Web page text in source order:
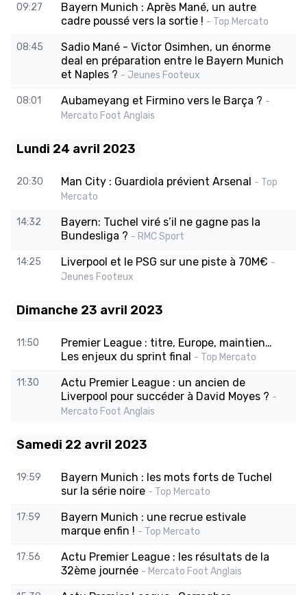
09:27
Bayern Munich : Après Mané, un autre
cadre poussé vers la sortie ! - Top Mercato
08:45
Sadio Mané - Victor Osimhen, un énorme
deal en préparation entre le Bayern Munich
et Naples ? - Jeunes Footeux
08:01 Aubameyang et Firmino vers le Barça ? -
Mercato Foot Anglais
Lundi 24 avril 2023
20:30 Man City : Guardiola prévient Arsenal - Top
Mercato
14:32
Bayern: Tuchel viré s’il ne gagne pas la
Bundesliga ? - RMC Sport
14:25 Liverpool et le PSG sur une piste à 70M€ -
Jeunes Footeux
Dimanche 23 avril 2023
11:50
Premier League : titre, Europe, maintien…
Les enjeux du sprint final - Top Mercato
11:30
Actu Premier League : un ancien de
Liverpool pour succéder à David Moyes ? -
Mercato Foot Anglais
Samedi 22 avril 2023
19:59
Bayern Munich : les mots forts de Tuchel
sur la série noire - Top Mercato
17:59
Bayern Munich : une recrue estivale
marque enfin ! - Top Mercato
17:56
Actu Premier League : les résultats de la
32ème journée - Mercato Foot Anglais